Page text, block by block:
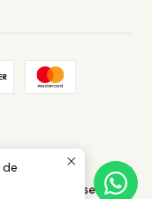
por Jumpseller.
de